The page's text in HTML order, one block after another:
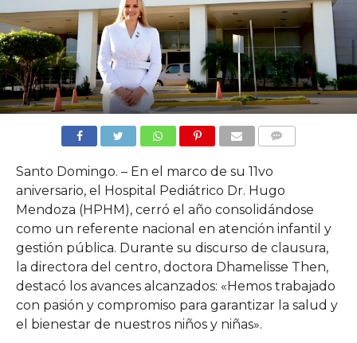
Santo Domingo. – En el marco de su 11vo
aniversario, el Hospital Pediátrico Dr. Hugo
Mendoza (HPHM), cerró el año consolidándose
como un referente nacional en atención infantil y
gestión pública. Durante su discurso de clausura,
la directora del centro, doctora Dhamelisse Then,
destacó los avances alcanzados: «Hemos trabajado
con pasión y compromiso para garantizar la salud y
el bienestar de nuestros niños y niñas».